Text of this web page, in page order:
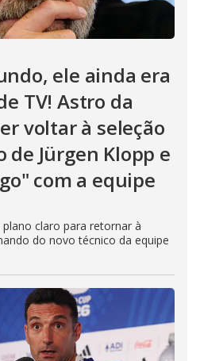
ele ainda era
TV! Astro da
voltar à seleção
de Jürgen Klopp e
com a equipe
claro para retornar à
do novo técnico da equipe